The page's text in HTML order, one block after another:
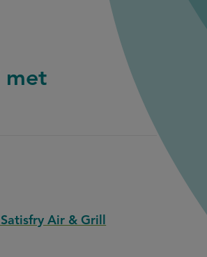
met
Air & Grill